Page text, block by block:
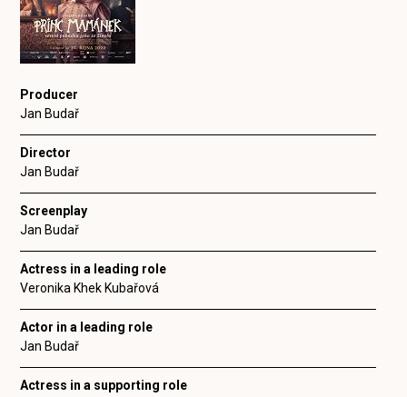
Producer
Jan Budař
Director
Jan Budař
Screenplay
Jan Budař
Actress in a leading role
Veronika Khek Kubařová
Actor in a leading role
Jan Budař
Actress in a supporting role